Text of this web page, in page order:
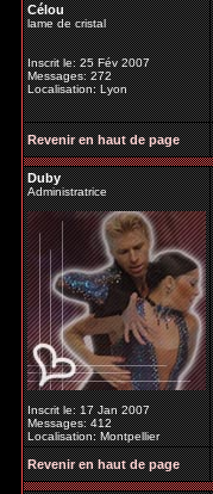
Célou
lame de cristal
Inscrit le: 25 Fév 2007
Messages: 272
Localisation: Lyon
Revenir en haut de page
Duby
Administratrice
Inscrit le: 17 Jan 2007
Messages: 412
Localisation: Montpellier
Revenir en haut de page